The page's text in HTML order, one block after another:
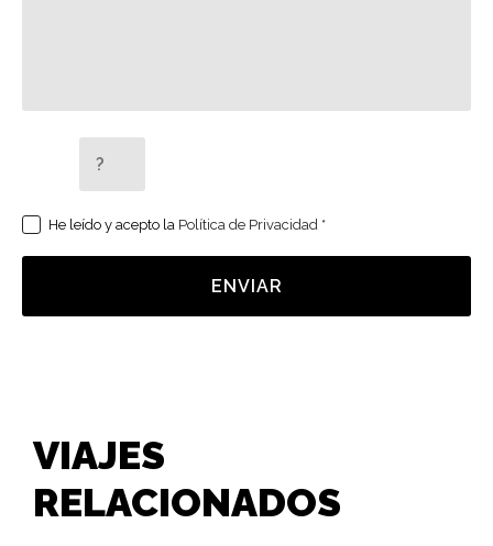
He leído y acepto la Política de Privacidad *
ENVIAR
VIAJES
RELACIONADOS